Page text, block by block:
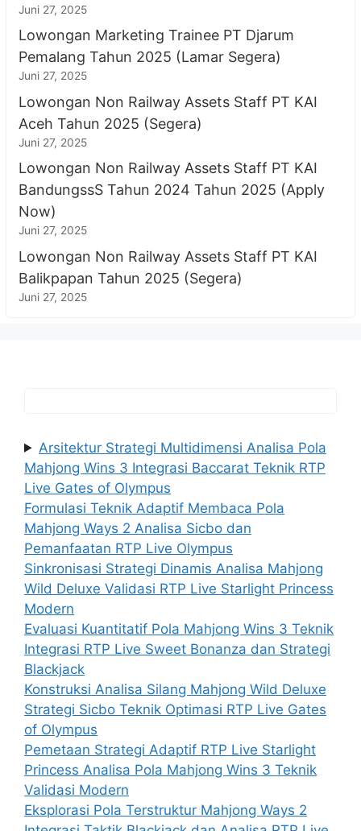
Juni 27, 2025
Lowongan Marketing Trainee PT Djarum
Pemalang Tahun 2025 (Lamar Segera)
Juni 27, 2025
Lowongan Non Railway Assets Staff PT KAI
Aceh Tahun 2025 (Segera)
Juni 27, 2025
Lowongan Non Railway Assets Staff PT KAI
BandungssS Tahun 2024 Tahun 2025 (Apply
Now)
Juni 27, 2025
Lowongan Non Railway Assets Staff PT KAI
Balikpapan Tahun 2025 (Segera)
Juni 27, 2025
Arsitektur Strategi Multidimensi Analisa Pola
Mahjong Wins 3 Integrasi Baccarat Teknik RTP
Live Gates of Olympus
Formulasi Teknik Adaptif Membaca Pola
Mahjong Ways 2 Analisa Sicbo dan
Pemanfaatan RTP Live Olympus
Sinkronisasi Strategi Dinamis Analisa Mahjong
Wild Deluxe Validasi RTP Live Starlight Princess
Modern
Evaluasi Kuantitatif Pola Mahjong Wins 3 Teknik
Integrasi RTP Live Sweet Bonanza dan Strategi
Blackjack
Konstruksi Analisa Silang Mahjong Wild Deluxe
Strategi Sicbo Teknik Optimasi RTP Live Gates
of Olympus
Pemetaan Strategi Adaptif RTP Live Starlight
Princess Analisa Pola Mahjong Wins 3 Teknik
Validasi Modern
Eksplorasi Pola Terstruktur Mahjong Ways 2